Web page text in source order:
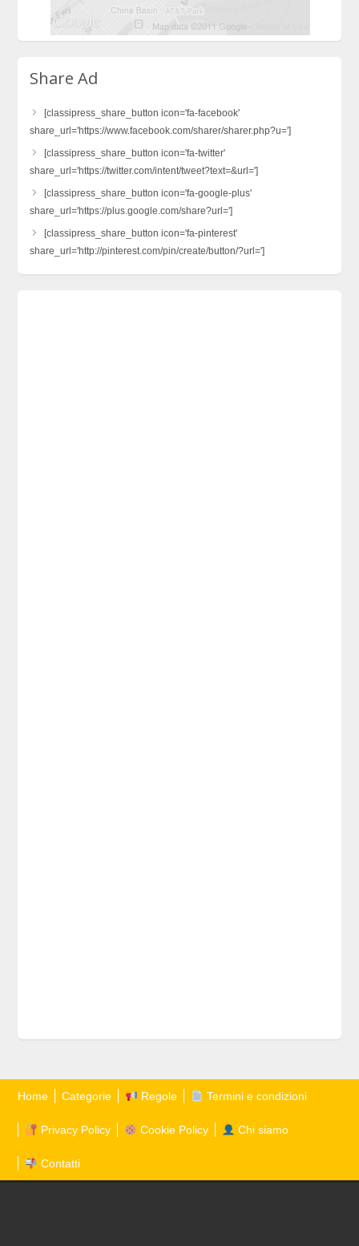
Share Ad
[classipress_share_button icon='fa-facebook'
share_url='https://www.facebook.com/sharer/sharer.php?u=']
[classipress_share_button icon='fa-twitter'
share_url='https://twitter.com/intent/tweet?text=&url=']
[classipress_share_button icon='fa-google-plus'
share_url='https://plus.google.com/share?url=']
[classipress_share_button icon='fa-pinterest'
share_url='http://pinterest.com/pin/create/button/?url=']
Home Categorie Regole Termini e condizioni
Privacy Policy Cookie Policy Chi siamo
Contatti